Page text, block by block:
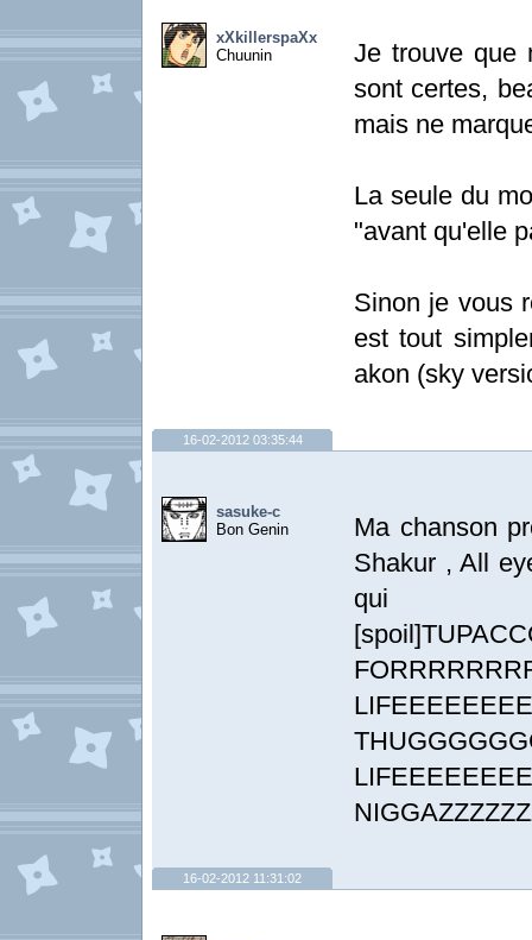
xXkillerspaXx
Chuunin
Je trouve que
sont certes,
mais ne
La seule du
"avant qu'elle
Sinon je vous
est tout
akon (sky
16-02-2012 03:35:44
sasuke-c
Bon Genin
Ma chanson
Shakur , All
qui
16-02-2012 11:31:02